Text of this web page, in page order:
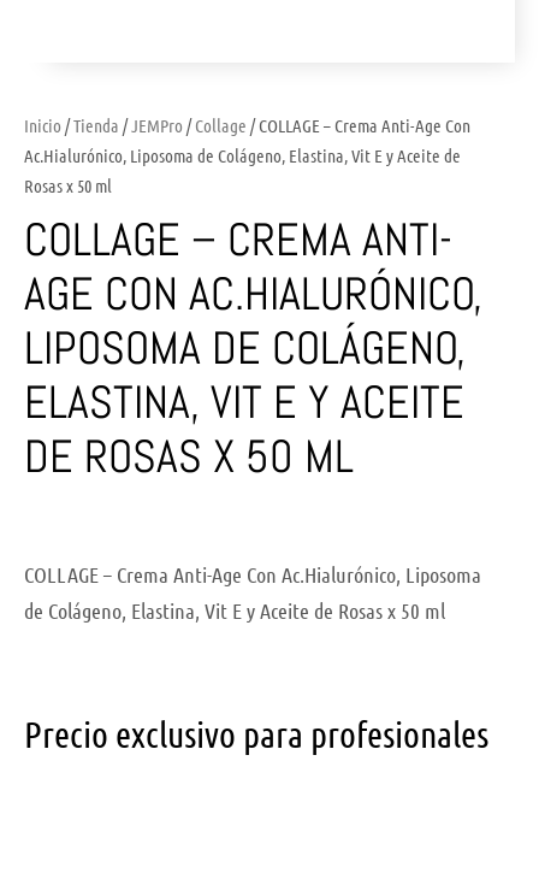
Inicio /Tienda /JEMPro /Collage / COLLAGE – Crema Anti-Age Con
Ac.Hialurónico, Liposoma de Colágeno, Elastina, Vit E y Aceite de
Rosas x 50 ml
COLLAGE – CREMA ANTI-
AGE CON AC.HIALURÓNICO,
LIPOSOMA DE COLÁGENO,
ELASTINA, VIT E Y ACEITE
DE ROSAS X 50 ML
COLLAGE – Crema Anti-Age Con Ac.Hialurónico, Liposoma
de Colágeno, Elastina, Vit E y Aceite de Rosas x 50 ml
Precio exclusivo para profesionales